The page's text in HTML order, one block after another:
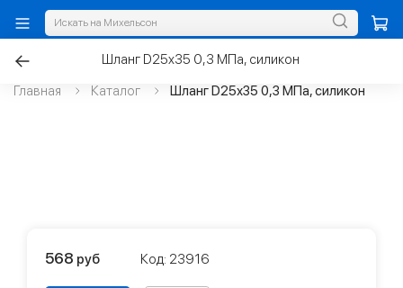
Главная Каталог Шланг D25х35 0,3 МПа, силикон
Шланг D25х35 0,3 МПа, силикон
568 руб Код: 23916